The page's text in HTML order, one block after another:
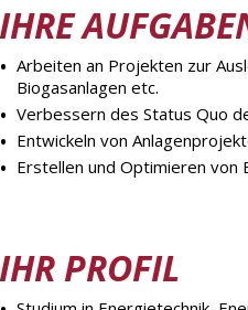
IHRE
Arbeiten an Projekten zur
Biogasanlagen etc.
Verbessern des Status Quo
Entwickeln von
Erstellen und Optimieren von
IHR PROFIL